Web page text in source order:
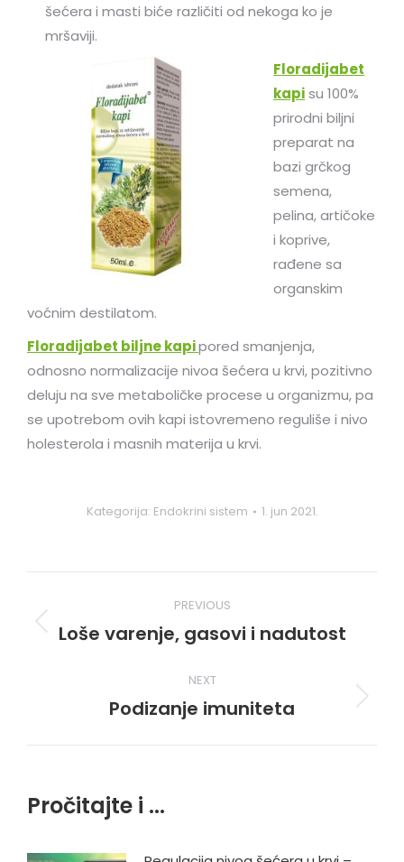
šećera i masti biće različiti od nekoga ko je
mršaviji.
Floradijabet
kapisu 100%
prirodni biljni
preparat na
bazi grčkog
semena,
pelina, artičoke
i koprive,
rađene sa
organskim
voćnim destilatom.
Floradijabet biljne kapipored smanjenja,
odnosno normalizacije nivoa šećera u krvi, pozitivno
deluju na sve metaboličke procese u organizmu, pa
se upotrebom ovih kapi istovremeno reguliše i nivo
holesterola i masnih materija u krvi.
Kategorija: Endokrini sistem 1. jun 2021.
navigation
PREVIOUS
Previous
Loše varenje, gasovi i nadutost
NEXT
Next
Podizanje imuniteta
Pročitajte i ...